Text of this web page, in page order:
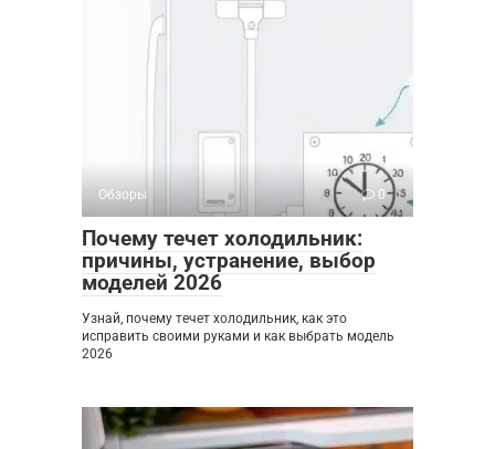
Обзоры 0
Почему течет холодильник:
причины, устранение, выбор
моделей 2026
Узнай, почему течет холодильник, как это
исправить своими руками и как выбрать модель
2026